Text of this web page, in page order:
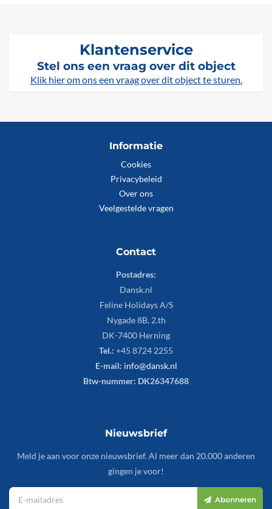
Klantenservice
Stel ons een vraag over dit object
Klik hier om ons een vraag over dit object te sturen.
Informatie
Cookies
Privacybeleid
Over ons
Veelgestelde vragen
Contact
Postadres:
Dansk.nl
Feline Holidays A/S
Nygade 8B, 2.th
DK-7400 Herning
Tel.: +45 8724 2255
E-mail: info@dansk.nl
Btw-nummer: DK26347688
Nieuwsbrief
Meld je aan voor onze nieuwsbrief. Al meer dan 20.000 anderen
gingen je voor!
Abonneren